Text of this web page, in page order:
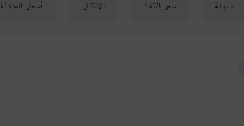
سيولة سعر التنفيذ الانتشار أسعار المبادلة